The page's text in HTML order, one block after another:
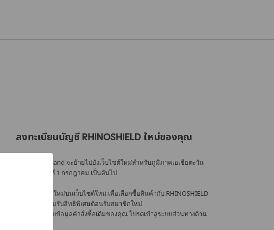
ลงทะเบียนบัญชี RHINOSHIELD ใหม่ของคุณ
RHINOSHIELD Thailand จะย้ายไปยังเว็บไซต์ใหม่สำหรับภูมิภาคเอเชียตะวัน
ออกเฉียงใต้ตั้งแต่วันที่ 1 กรกฎาคม เป็นต้นไป
โปรดลงทะเบียนบัญชีใหม่บนเว็บไซต์ใหม่ เพื่อเลือกซื้อสินค้ากับ RHINOSHIELD
ได้อย่างต่อเนื่อง พร้อมรับสิทธิพิเศษต้อนรับสมาชิกใหม่
หากต้องการตรวจสอบข้อมูลคำสั่งซื้อเดิมของคุณ โปรดเข้าสู่ระบบส่วนทางด้าน